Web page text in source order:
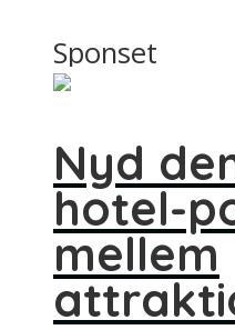
Sponset
Nyd
hotel-
mellem